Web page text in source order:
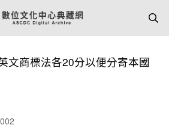
文商標法各20分以便分寄本國